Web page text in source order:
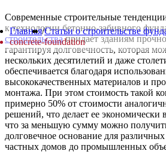
Главная/Статьи о строительстве
concrete-foundation
Современные строительные
к технологии бетонно-забивного
строительствапридает зданиям
гарантируя долговечность, которая
нескольких десятилетий и даже
обеспечивается благодаря
высококачественных материалов и
монтажа. При этом стоимость такой
примерно 50% от стоимости
решений, что делает ее экономически
что за меньшую сумму можно
долговечное основание для
частных домов до промышленных